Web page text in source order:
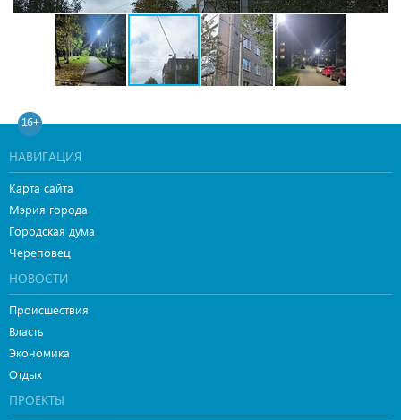
16+
НАВИГАЦИЯ
Карта сайта
Мэрия города
Городская дума
Череповец
НОВОСТИ
Происшествия
Власть
Экономика
Отдых
ПРОЕКТЫ